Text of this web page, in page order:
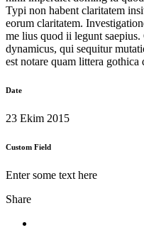
Typi non habent claritatem
eorum claritatem.
me lius quod ii legunt saepius.
dynamicus, qui sequitur
est notare quam littera gothica
Date
23 Ekim 2015
Custom Field
Enter some text here
Share